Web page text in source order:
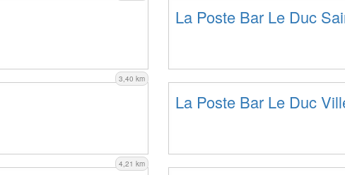
La Poste Bar Le Duc
3,40 km
La Poste Bar Le Duc
4,21 km